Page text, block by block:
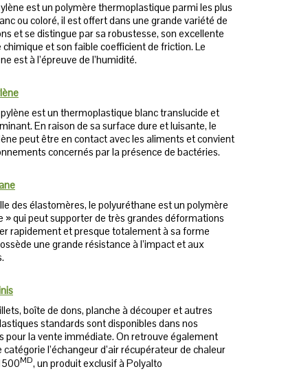
est un polymère thermoplastique parmi les plus
ou coloré, il est offert dans une grande variété de
et se distingue par sa robustesse, son excellente
et son faible coefficient de friction. Le
est à l’épreuve de l’humidité.
est un thermoplastique blanc translucide et
En raison de sa surface dure et luisante, le
peut être en contact avec les aliments et convient
concernés par la présence de bactéries.
des élastomères, le polyuréthane est un polymère
» qui peut supporter de très grandes déformations
rapidement et presque totalement à sa forme
une grande résistance à l’impact et aux
boîte de dons, planche à découper et autres
standards sont disponibles dans nos
pour la vente immédiate. On retrouve également
l’échangeur d’air récupérateur de chaleur
MD, un produit exclusif à Polyalto